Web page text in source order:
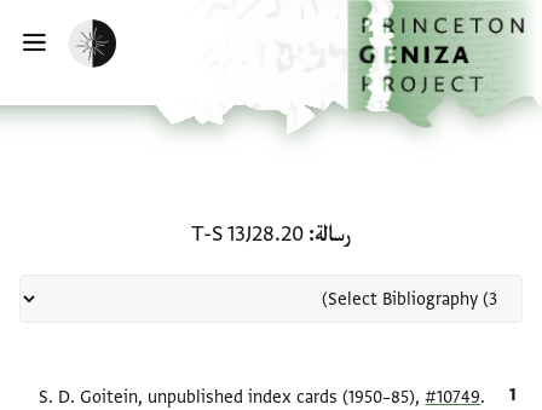
إلى المحتوى الرئيسي
الرئيسية
تفعيل الوضع المظلم
رسالة T-S 13J28.20
الاقتباس المرجعيS. D. Goitein, unpublished index cards (1950–85),#10749